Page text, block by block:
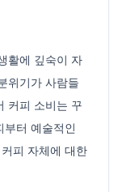
활에 깊숙이 자
위기가 사람들
커피 소비는 꾸
부터 예술적인
피 자체에 대한